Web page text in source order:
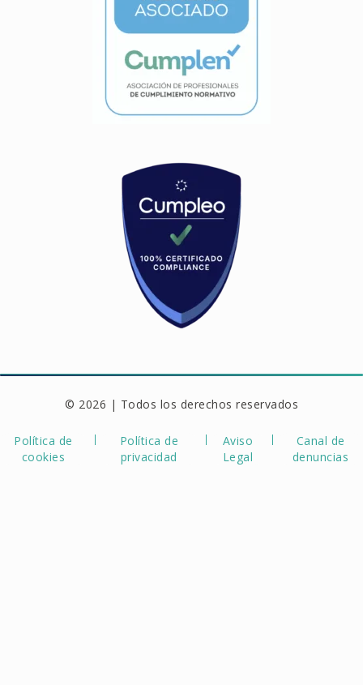
© 2026 | Todos los derechos reservados
Política de
cookies
Política de
privacidad
Aviso
Legal
Canal de
denuncias